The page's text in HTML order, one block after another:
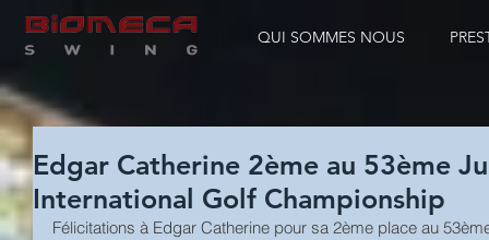
QUI SOMMES NOUS
Edgar Catherine 2ème au 53ème
International Golf Championship
Félicitations à Edgar Catherine pour sa 2ème place au